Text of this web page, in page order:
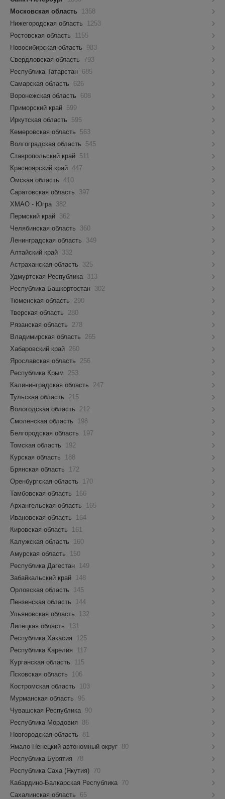
Московская область 1358
Нижегородская область
1253
Ростовская область
1155
Новосибирская область
983
Свердловская область
793
Республика Татарстан 685
Самарская область
626
Воронежская область
608
Приморский край 599
Иркутская область
595
Кемеровская область
563
Волгоградская область
545
Ставропольский край 511
Красноярский край 447
Омская область 410
Саратовская область
397
ХМАО - Югра 382
Пермский край 362
Челябинская область
360
Ленинградская область
349
Алтайский край 332
Астраханская область
325
Удмуртская Республика 313
Республика Башкортостан 302
Тюменская область
290
Тверская область
280
Рязанская область
278
Владимирская область
265
Хабаровский край 260
Ярославская область
256
Республика Крым
253
Калининградская область
247
Тульская область
215
Вологодская область
212
Смоленская область
198
Белгородская область
197
Томская область
192
Курская область
188
Брянская область
172
Оренбургская область
170
Тамбовская область
166
Архангельская область
165
Ивановская область
164
Кировская область
161
Калужская область
160
Амурская область
150
Республика Дагестан 149
Забайкальский край 148
Орловская область
145
Пензенская область
144
Ульяновская область
132
Липецкая область
131
Республика Хакасия
125
Республика Карелия
117
Курганская область
115
Псковская область
106
Костромская область
103
Мурманская область
95
Чувашская Республика 90
Республика Мордовия
86
Новгородская область
81
Ямало-Ненецкий автономный округ 80
Республика Бурятия
78
Республика Саха (Якутия) 70
Кабардино-Балкарская Республика 70
Сахалинская область
65